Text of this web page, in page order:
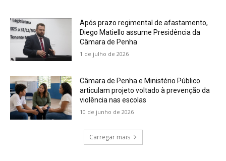
Após prazo regimental de afastamento,
Diego Matiello assume Presidência da
Câmara de Penha
1 de julho de 2026
Câmara de Penha e Ministério Público
articulam projeto voltado à prevenção da
violência nas escolas
10 de junho de 2026
Carregar mais